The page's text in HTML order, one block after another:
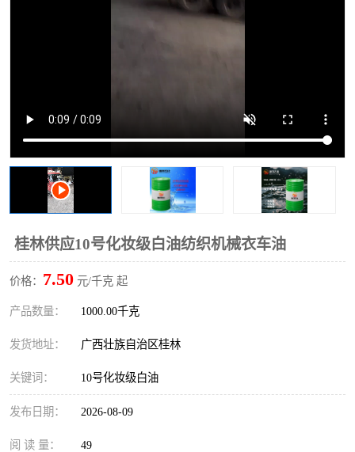
桂林供应10号化妆级白油纺织机械衣车油
价格： 7.50 元/千克 起
产品数量： 1000.00千克
发货地址： 广西壮族自治区桂林
关键词： 10号化妆级白油
发布日期： 2026-08-09
阅 读 量： 49